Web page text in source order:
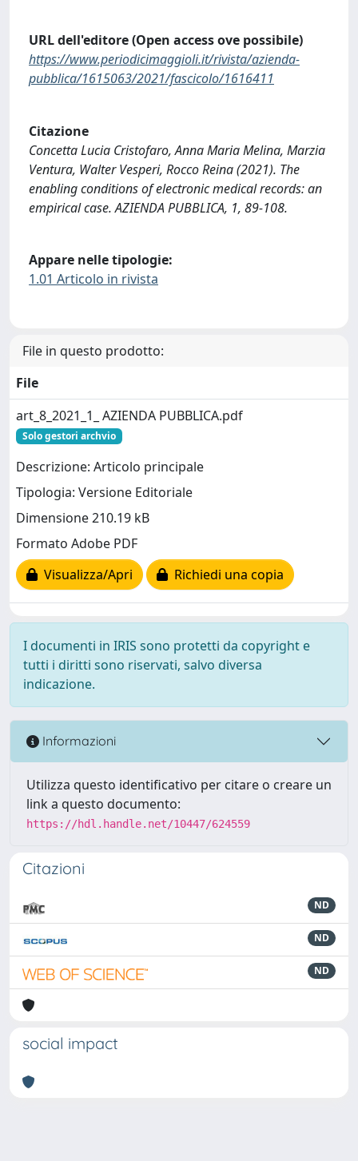
URL dell'editore (Open access ove possibile)
https://www.periodicimaggioli.it/rivista/azienda-
pubblica/1615063/2021/fascicolo/1616411
Citazione
Concetta Lucia Cristofaro, Anna Maria Melina, Marzia
Ventura, Walter Vesperi, Rocco Reina (2021). The
enabling conditions of electronic medical records: an
empirical case. AZIENDA PUBBLICA, 1, 89-108.
Appare nelle tipologie:
1.01 Articolo in rivista
File in questo prodotto:
File
art_8_2021_1_ AZIENDA PUBBLICA.pdf
Solo gestori archvio
Descrizione: Articolo principale
Tipologia: Versione Editoriale
Dimensione 210.19 kB
Formato Adobe PDF
Visualizza/Apri
Richiedi una copia
I documenti in IRIS sono protetti da copyright e
tutti i diritti sono riservati, salvo diversa
indicazione.
Informazioni
Utilizza questo identificativo per citare o creare un
link a questo documento:
https://hdl.handle.net/10447/624559
Citazioni
ND
ND
ND
social impact